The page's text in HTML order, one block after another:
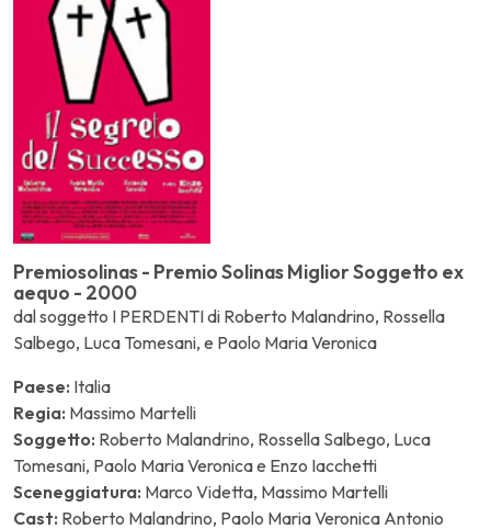
Premiosolinas - Premio Solinas Miglior Soggetto ex
aequo - 2000
dal soggetto I PERDENTI di Roberto Malandrino, Rossella
Salbego, Luca Tomesani, e Paolo Maria Veronica
Paese: Italia
Regia: Massimo Martelli
Soggetto: Roberto Malandrino, Rossella Salbego, Luca
Tomesani, Paolo Maria Veronica e Enzo Iacchetti
Sceneggiatura: Marco Videtta, Massimo Martelli
Cast: Roberto Malandrino, Paolo Maria Veronica Antonio